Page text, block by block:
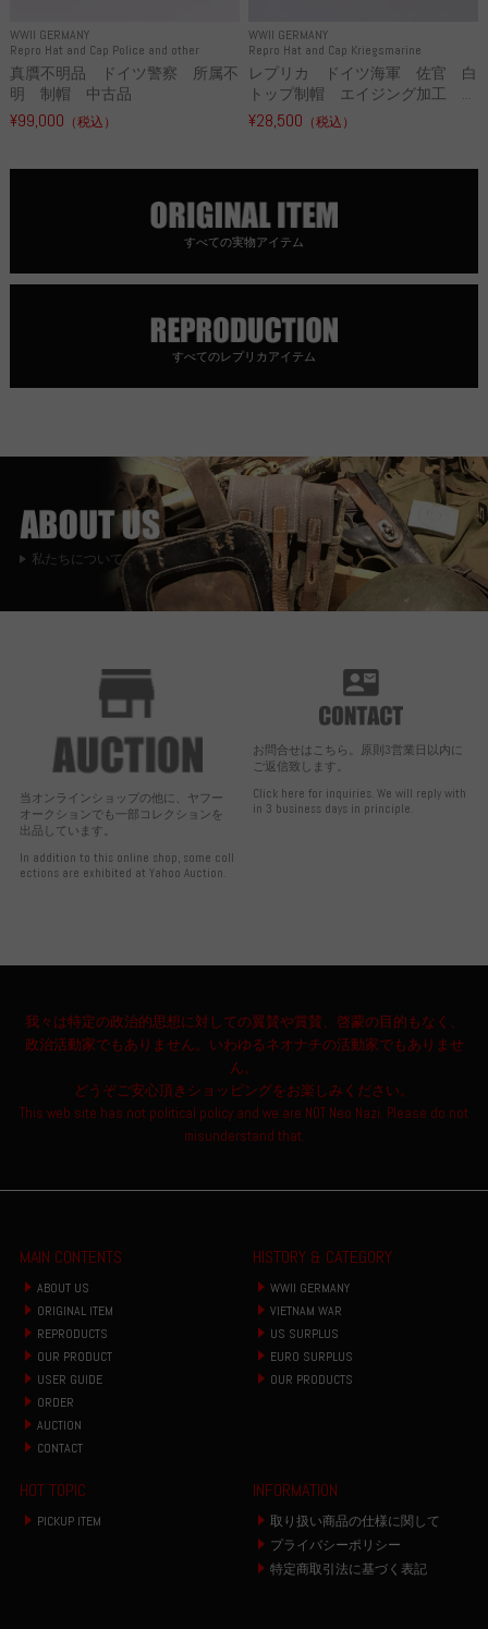
WWII GERMANY
Repro Hat and Cap Police and other
真贋不明品 ドイツ警察 所属不
明 制帽 中古品
¥99,000 （税込）
WWII GERMANY
Repro Hat and Cap Kriegsmarine
レプリカ ドイツ海軍 佐官 白
トップ制帽 エイジング加工 ...
¥28,500 （税込）
すべての実物アイテム
すべてのレプリカアイテム
私たちについて
当オンラインショップの他に、ヤフー
オークションでも一部コレクションを
出品しています。
In addition to this online shop, some coll
ections are exhibited at Yahoo Auction.
お問合せはこちら。原則3営業日以内に
ご返信致します。
Click here for inquiries. We will reply with
in 3 business days in principle.
我々は特定の政治的思想に対しての翼賛や賞賛、啓蒙の目的もなく、
政治活動家でもありません。いわゆるネオナチの活動家でもありませ
ん。
どうぞご安心頂きショッピングをお楽しみください。
This web site has not political policy and we are NOT Neo Nazi. Please do not
misunderstand that.
MAIN CONTENTS
ABOUT US
ORIGINAL ITEM
REPRODUCTS
OUR PRODUCT
USER GUIDE
ORDER
AUCTION
CONTACT
HISTORY & CATEGORY
WWII GERMANY
VIETNAM WAR
US SURPLUS
EURO SURPLUS
OUR PRODUCTS
HOT TOPIC
PICKUP ITEM
INFORMATION
取り扱い商品の仕様に関して
プライバシーポリシー
特定商取引法に基づく表記